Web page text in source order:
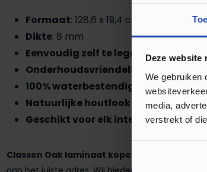
Deze website
We gebruiken
media,
verstrekt of
Formaat: 128,6 x 19,4 cm
Dikte: 8 mm
Eenvoudig zelf te leggen
Onderhoudsvriendelijk
100% waterbestendig
Natuurlijke houtlook
Geschikt voor elk interieur
Classen Oak laminaat kopen:
Voor de beste